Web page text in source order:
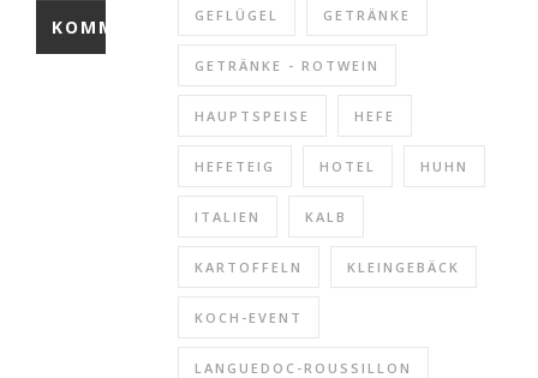
GEFLÜGEL GETRÄNKE
GETRÄNKE - ROTWEIN
HAUPTSPEISE HEFE
HEFETEIG HOTEL HUHN
ITALIEN KALB
KARTOFFELN KLEINGEBÄCK
KOCH-EVENT
LANGUEDOC-ROUSSILLON